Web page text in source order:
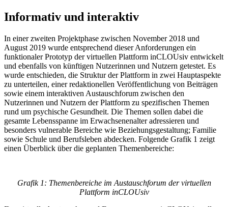
Informativ und interaktiv
In einer zweiten Projektphase zwischen November 2018 und
August 2019 wurde entsprechend dieser Anforderungen ein
funktionaler Prototyp der virtuellen Plattform inCLOUsiv entwickelt
und ebenfalls von künftigen Nutzerinnen und Nutzern getestet. Es
wurde entschieden, die Struktur der Plattform in zwei Hauptaspekte
zu unterteilen, einer redaktionellen Veröffentlichung von Beiträgen
sowie einem interaktiven Austauschforum zwischen den
Nutzerinnen und Nutzern der Plattform zu spezifischen Themen
rund um psychische Gesundheit. Die Themen sollen dabei die
gesamte Lebensspanne im Erwachsenenalter adressieren und
besonders vulnerable Bereiche wie Beziehungsgestaltung; Familie
sowie Schule und Berufsleben abdecken. Folgende Grafik 1 zeigt
einen Überblick über die geplanten Themenbereiche:
Grafik 1: Themenbereiche im Austauschforum der virtuellen
Plattform inCLOUsiv